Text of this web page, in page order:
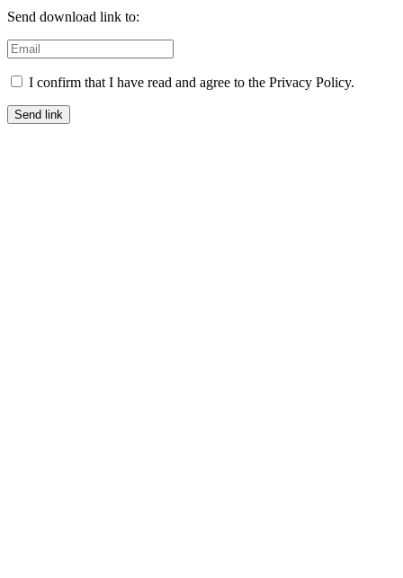
Send download link to:
I confirm that I have read and agree to the Privacy Policy.